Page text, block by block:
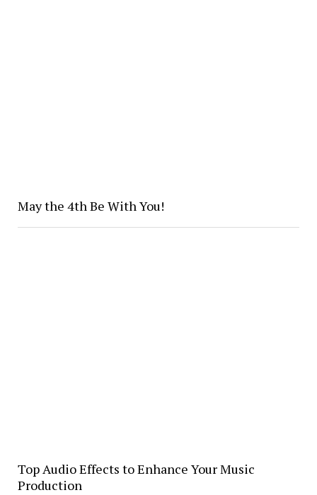
May the 4th Be With You!
Top Audio Effects to Enhance Your Music
Production